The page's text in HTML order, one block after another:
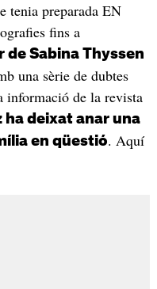
tenia preparada EN
fins a
de Sabina Thyssen
una sèrie de dubtes
informació de la revista
ha deixat anar una
en qüestió. Aquí